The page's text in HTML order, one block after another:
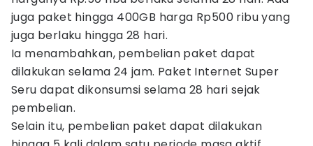
juga paket hingga 400GB harga Rp500 ribu yang
juga berlaku hingga 28 hari.
Ia menambahkan, pembelian paket dapat
dilakukan selama 24 jam. Paket Internet Super
Seru dapat dikonsumsi selama 28 hari sejak
pembelian.
Selain itu, pembelian paket dapat dilakukan